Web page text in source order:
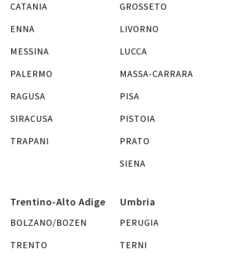
CATANIA
ENNA
MESSINA
PALERMO
RAGUSA
SIRACUSA
TRAPANI
GROSSETO
LIVORNO
LUCCA
MASSA-CARRARA
PISA
PISTOIA
PRATO
SIENA
Trentino-Alto Adige
BOLZANO/BOZEN
TRENTO
Umbria
PERUGIA
TERNI